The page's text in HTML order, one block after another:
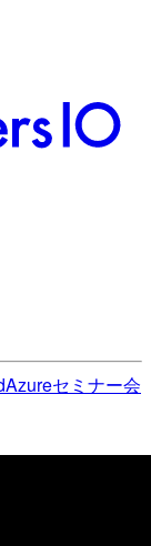
Azureセミナー会